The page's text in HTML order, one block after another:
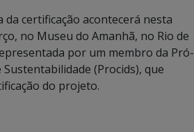
certificação acontecerá nesta
no Museu do Amanhã, no Rio de
por um membro da Pró-
(Procids), que
do projeto.